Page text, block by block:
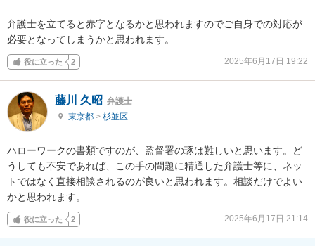
弁護士を立てると赤字となるかと思われますのでご自身での対応が
必要となってしまうかと思われます。
役に立った 2 2025年6月17日 19:22
藤川 久昭 弁護士
東京都 > 杉並区
ハローワークの書類ですのが、監督署の琢は難しいと思います。ど
うしても不安であれば、この手の問題に精通した弁護士等に、ネッ
トではなく直接相談されるのが良いと思われます。相談だけでよい
かと思われます。
役に立った 2 2025年6月17日 21:14